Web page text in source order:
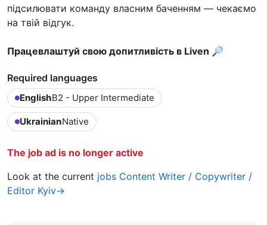
підсилювати команду власним баченням — чекаємо
на твій відгук.
Працевлаштуй свою допитливість в Liven 🔎
Required languages
EnglishB2 - Upper Intermediate
UkrainianNative
The job ad is no longer active
Look at the current jobs Content Writer / Copywriter /
Editor Kyiv→